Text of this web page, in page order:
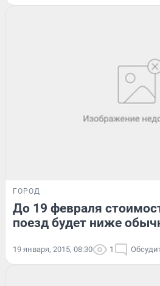
ГОРОД
До 19 февраля
поезд будет ниже
19 января, 2015, 08:30 1